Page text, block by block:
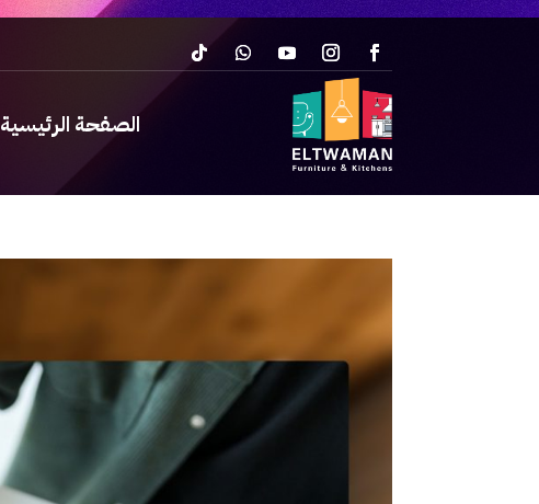
الصفحة الرئيسية